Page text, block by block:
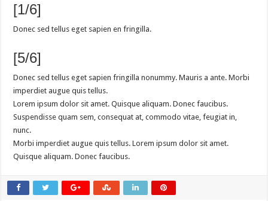
[1/6]
Donec sed tellus eget sapien en fringilla.
[5/6]
Donec sed tellus eget sapien fringilla nonummy. Mauris a ante. Morbi
imperdiet augue quis tellus.
Lorem ipsum dolor sit amet. Quisque aliquam. Donec faucibus.
Suspendisse quam sem, consequat at, commodo vitae, feugiat in,
nunc.
Morbi imperdiet augue quis tellus. Lorem ipsum dolor sit amet.
Quisque aliquam. Donec faucibus.